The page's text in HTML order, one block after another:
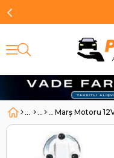
Marş Motoru